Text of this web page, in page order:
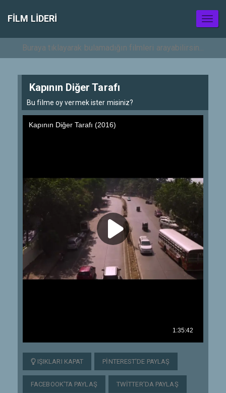
FILM LIDERI
Kapının Diğer Tarafı
Bu filme oy vermek ister misiniz?
IŞIKLARI KAPAT PINTEREST'DE PAYLAŞ
FACEBOOK'TA PAYLAŞ TWITTER'DA PAYLAŞ